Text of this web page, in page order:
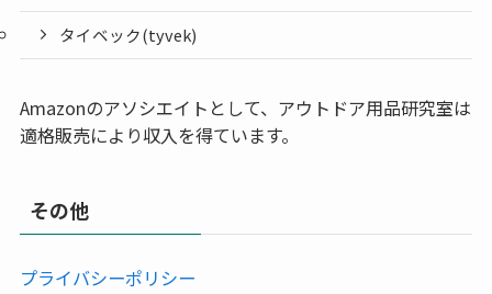
タイベック(tyvek)
Amazonのアソシエイトとして、アウトドア用品研究室は
適格販売により収入を得ています。
その他
プライバシーポリシー